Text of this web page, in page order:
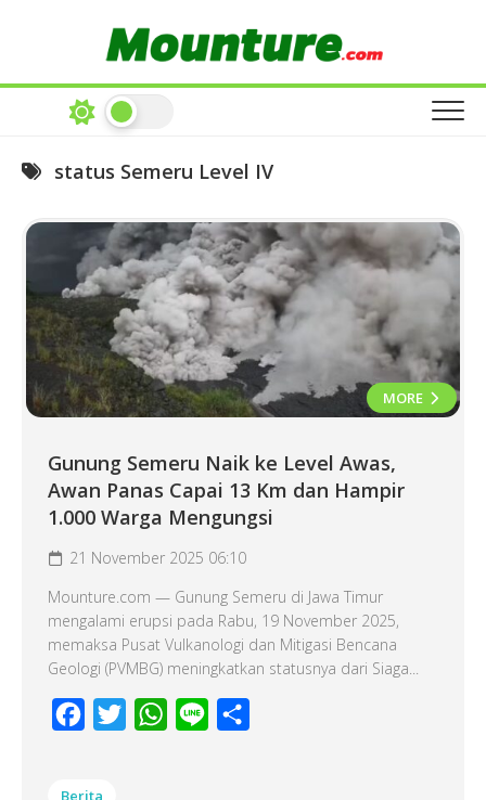
status Semeru Level IV
MORE
Gunung Semeru Naik ke Level Awas,
Awan Panas Capai 13 Km dan Hampir
1.000 Warga Mengungsi
21 November 2025 06:10
Mounture.com — Gunung Semeru di Jawa Timur
mengalami erupsi pada Rabu, 19 November 2025,
memaksa Pusat Vulkanologi dan Mitigasi Bencana
Geologi (PVMBG) meningkatkan statusnya dari Siaga...
Facebook
Twitter WhatsApp
Line
Berita